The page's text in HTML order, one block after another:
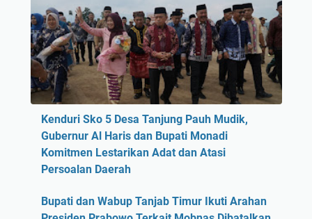
Kenduri Sko 5 Desa Tanjung Pauh Mudik,
Gubernur Al Haris dan Bupati Monadi
Komitmen Lestarikan Adat dan Atasi
Persoalan Daerah
Bupati dan Wabup Tanjab Timur Ikuti Arahan